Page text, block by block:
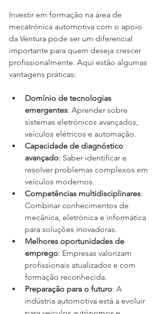
Investir em formação na área de
mecatrónica automotiva com o apoio
da Ventura pode ser um diferencial
importante para quem deseja crescer
profissionalmente. Aqui estão algumas
vantagens práticas:
Domínio de tecnologias
emergentes: Aprender sobre
sistemas eletrónicos avançados,
veículos elétricos e automação.
Capacidade de diagnóstico
avançado: Saber identificar e
resolver problemas complexos em
veículos modernos.
Competências multidisciplinares:
Combinar conhecimentos de
mecânica, eletrónica e informática
para soluções inovadoras.
Melhores oportunidades de
emprego: Empresas valorizam
profissionais atualizados e com
formação reconhecida.
Preparação para o futuro: A
indústria automotiva está a evoluir